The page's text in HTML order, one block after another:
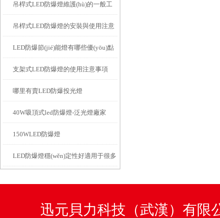
分析
吊桿式LED防爆燈維護(hù)的一般工
作步驟
吊桿式LED防爆燈的安裝與使用注意
事項
LED防爆節(jié)能燈有哪些優(yōu)點
支架式LED防爆燈的使用注意事項
哪里有賣LED防爆投光燈
40W吸頂式led防爆燈-泛光燈廠家
150WLED防爆燈
LED防爆燈穩(wěn)定性好適用于很多
迅元貝力科技（武漢）有限